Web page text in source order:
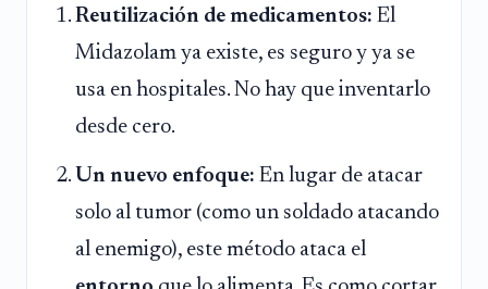
Reutilización de medicamentos: El
Midazolam ya existe, es seguro y ya se
usa en hospitales. No hay que inventarlo
desde cero.
Un nuevo enfoque: En lugar de atacar
solo al tumor (como un soldado atacando
al enemigo), este método ataca el